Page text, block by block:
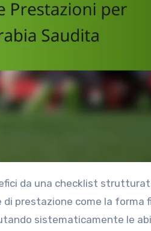
prestazione come la forma
sistematicamente le